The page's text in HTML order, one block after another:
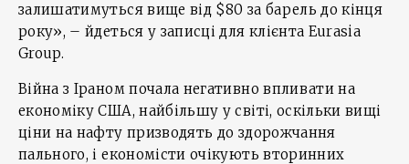
залишатимуться вище від $80 за барель до кінця
року», – йдеться у записці для клієнта Eurasia
Group.
Війна з Іраном почала негативно впливати на
економіку США, найбільшу у світі, оскільки вищі
ціни на нафту призводять до здорожчання
пального, і економісти очікують вторинних